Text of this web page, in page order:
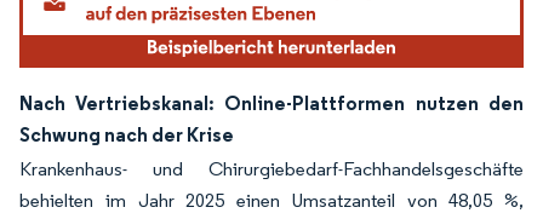
Nach Vertriebskanal: Online-Plattformen nutzen den
Schwung nach der Krise
Krankenhaus- und Chirurgiebedarf-Fachhandelsgeschäfte
behielten im Jahr 2025 einen Umsatzanteil von 48,05 %,